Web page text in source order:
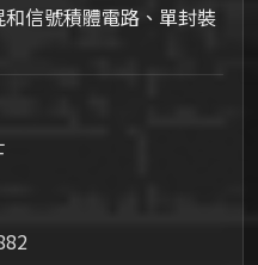
信號積體電路、單封裝